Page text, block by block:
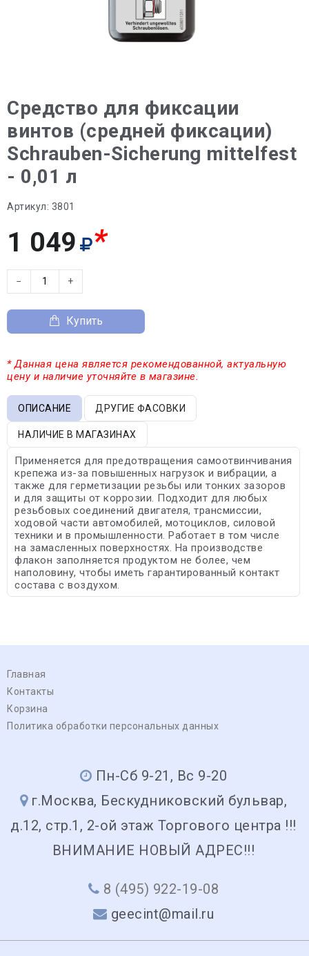
Средство для фиксации
винтов (средней фиксации)
Schrauben-Sicherung mittelfest
- 0,01 л
Артикул: 3801
1 049 *
− +
Купить
* Данная цена является рекомендованной, актуальную
цену и наличие уточняйте в магазине.
ОПИСАНИЕ ДРУГИЕ ФАСОВКИ
НАЛИЧИЕ В МАГАЗИНАХ
Применяется для предотвращения самоотвинчивания
крепежа из-за повышенных нагрузок и вибрации, а
также для герметизации резьбы или тонких зазоров
и для защиты от коррозии. Подходит для любых
резьбовых соединений двигателя, трансмиссии,
ходовой части автомобилей, мотоциклов, силовой
техники и в промышленности. Работает в том числе
на замасленных поверхностях. На производстве
флакон заполняется продуктом не более, чем
наполовину, чтобы иметь гарантированный контакт
состава с воздухом.
Главная
Контакты
Корзина
Политика обработки персональных данных
Пн-Сб 9-21, Вс 9-20
г.Москва, Бескудниковский бульвар,
д.12, стр.1, 2-ой этаж Торгового центра !!!
ВНИМАНИЕ НОВЫЙ АДРЕС!!!
8 (495) 922-19-08
geecint@mail.ru